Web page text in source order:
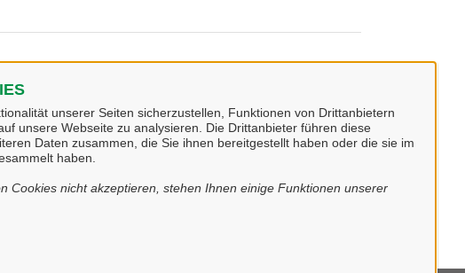
unserer Seiten sicherzustellen, Funktionen von Drittanbietern
unsere Webseite zu analysieren. Die Drittanbieter führen diese
Daten zusammen, die Sie ihnen bereitgestellt haben oder die sie im
haben.
Cookies nicht akzeptieren, stehen Ihnen einige Funktionen unserer